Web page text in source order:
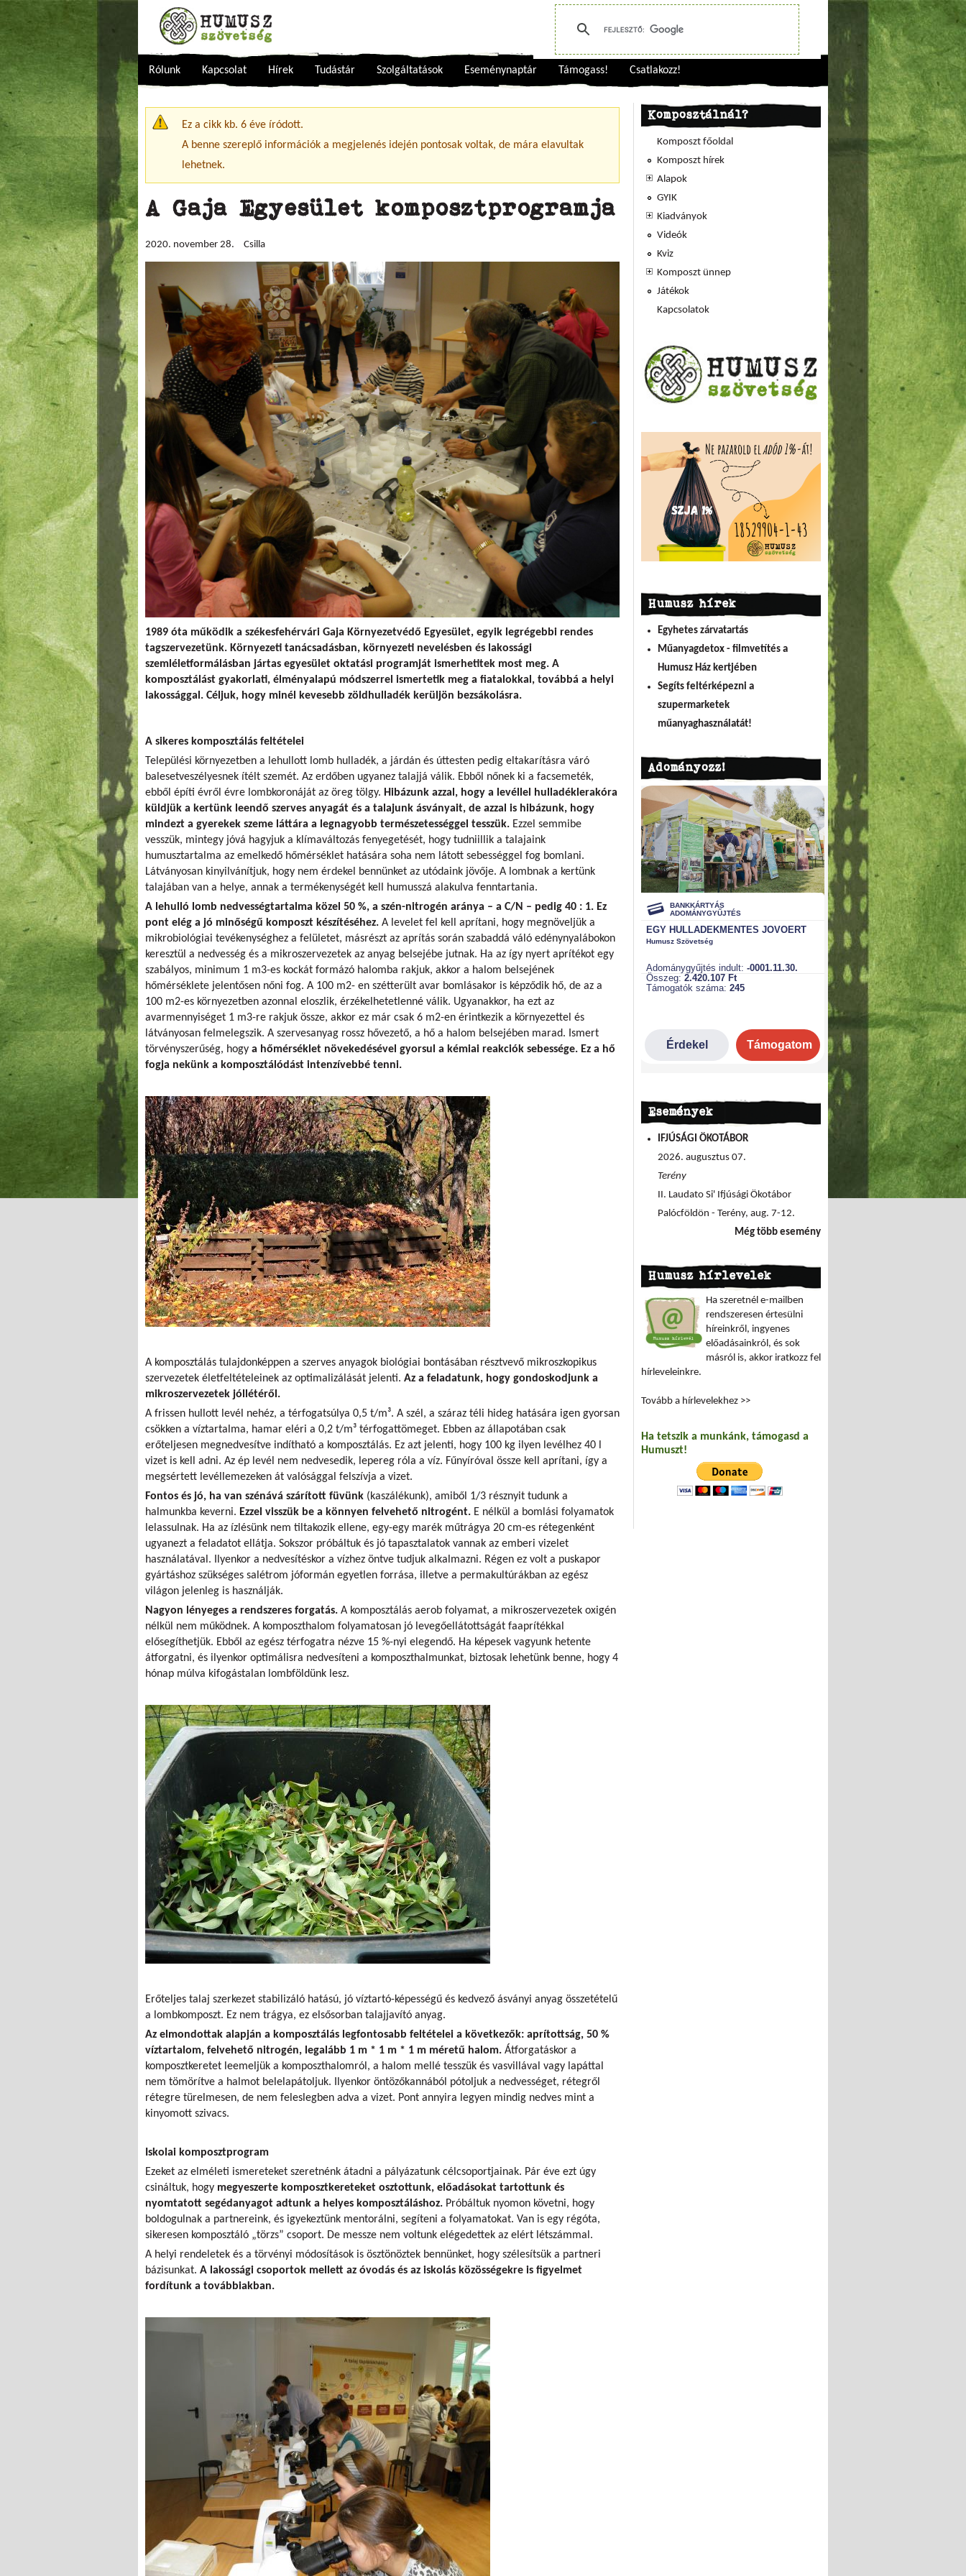
Rólunk Kapcsolat Hírek Tudástár Szolgáltatások Eseménynaptár Támogass! Csatlakozz!
Figyelmeztető üzenet
Ez a cikk kb. 6 éve íródott.
A benne szereplő információk a megjelenés idején pontosak voltak, de mára elavultak
lehetnek.
A Gaja Egyesület komposztprogramja
2020. november 28. Csilla
1989 óta működik a székesfehérvári Gaja Környezetvédő Egyesület, egyik legrégebbi rendes
tagszervezetünk. Környezeti tanácsadásban, környezeti nevelésben és lakossági
szemléletformálásban jártas egyesület oktatási programját ismerhetitek most meg. A
komposztálást gyakorlati, élményalapú módszerrel ismertetik meg a fiatalokkal, továbbá a helyi
lakossággal. Céljuk, hogy minél kevesebb zöldhulladék kerüljön bezsákolásra.
A sikeres komposztálás feltételei
Települési környezetben a lehullott lomb hulladék, a járdán és úttesten pedig eltakarításra váró
balesetveszélyesnek ítélt szemét. Az erdőben ugyanez talajjá válik. Ebből nőnek ki a facsemeték,
ebből építi évről évre lombkoronáját az öreg tölgy. Hibázunk azzal, hogy a levéllel hulladéklerakóra
küldjük a kertünk leendő szerves anyagát és a talajunk ásványait, de azzal is hibázunk, hogy
mindezt a gyerekek szeme láttára a legnagyobb természetességgel tesszük. Ezzel semmibe
vesszük, mintegy jóvá hagyjuk a klímaváltozás fenyegetését, hogy tudniillik a talajaink
humusztartalma az emelkedő hőmérséklet hatására soha nem látott sebességgel fog bomlani.
Látványosan kinyilvánítjuk, hogy nem érdekel bennünket az utódaink jövője. A lombnak a kertünk
talajában van a helye, annak a termékenységét kell humusszá alakulva fenntartania.
A lehulló lomb nedvességtartalma közel 50 %, a szén-nitrogén aránya – a C/N – pedig 40 : 1. Ez
pont elég a jó minőségű komposzt készítéséhez. A levelet fel kell aprítani, hogy megnöveljük a
mikrobiológiai tevékenységhez a felületet, másrészt az aprítás során szabaddá váló edénynyalábokon
keresztül a nedvesség és a mikroszervezetek az anyag belsejébe jutnak. Ha az így nyert aprítékot egy
szabályos, minimum 1 m3-es kockát formázó halomba rakjuk, akkor a halom belsejének
hőmérséklete jelentősen nőni fog. A 100 m2- en szétterült avar bomlásakor is képződik hő, de az a
100 m2-es környezetben azonnal eloszlik, érzékelhetetlenné válik. Ugyanakkor, ha ezt az
avarmennyiséget 1 m3-re rakjuk össze, akkor ez már csak 6 m2-en érintkezik a környezettel és
látványosan felmelegszik. A szervesanyag rossz hővezető, a hő a halom belsejében marad. Ismert
törvényszerűség, hogy a hőmérséklet növekedésével gyorsul a kémiai reakciók sebessége. Ez a hő
fogja nekünk a komposztálódást intenzívebbé tenni.
A komposztálás tulajdonképpen a szerves anyagok biológiai bontásában résztvevő mikroszkopikus
szervezetek életfeltételeinek az optimalizálását jelenti. Az a feladatunk, hogy gondoskodjunk a
mikroszervezetek jóllétéről.
A frissen hullott levél nehéz, a térfogatsúlya 0,5 t/m³. A szél, a száraz téli hideg hatására igen gyorsan
csökken a víztartalma, hamar eléri a 0,2 t/m³ térfogattömeget. Ebben az állapotában csak
erőteljesen megnedvesítve indítható a komposztálás. Ez azt jelenti, hogy 100 kg ilyen levélhez 40 l
vizet is kell adni. Az ép levél nem nedvesedik, lepereg róla a víz. Fűnyíróval össze kell aprítani, így a
megsértett levéllemezeken át valósággal felszívja a vizet.
Fontos és jó, ha van szénává szárított füvünk (kaszálékunk), amiből 1/3 résznyit tudunk a
halmunkba keverni. Ezzel visszük be a könnyen felvehető nitrogént. E nélkül a bomlási folyamatok
lelassulnak. Ha az ízlésünk nem tiltakozik ellene, egy-egy marék műtrágya 20 cm-es rétegenként
ugyanezt a feladatot ellátja. Sokszor próbáltuk és jó tapasztalatok vannak az emberi vizelet
használatával. Ilyenkor a nedvesítéskor a vízhez öntve tudjuk alkalmazni. Régen ez volt a puskapor
gyártáshoz szükséges salétrom jóformán egyetlen forrása, illetve a permakultúrákban az egész
világon jelenleg is használják.
Nagyon lényeges a rendszeres forgatás. A komposztálás aerob folyamat, a mikroszervezetek oxigén
nélkül nem működnek. A komposzthalom folyamatosan jó levegőellátottságát faaprítékkal
elősegíthetjük. Ebből az egész térfogatra nézve 15 %-nyi elegendő. Ha képesek vagyunk hetente
átforgatni, és ilyenkor optimálisra nedvesíteni a komposzthalmunkat, biztosak lehetünk benne, hogy 4
hónap múlva kifogástalan lombföldünk lesz.
Erőteljes talaj szerkezet stabilizáló hatású, jó víztartó-képességű és kedvező ásványi anyag összetételű
a lombkomposzt. Ez nem trágya, ez elsősorban talajjavító anyag.
Az elmondottak alapján a komposztálás legfontosabb feltételei a következők: aprítottság, 50 %
víztartalom, felvehető nitrogén, legalább 1 m * 1 m * 1 m méretű halom. Átforgatáskor a
komposztkeretet leemeljük a komposzthalomról, a halom mellé tesszük és vasvillával vagy lapáttal
nem tömörítve a halmot belelapátoljuk. Ilyenkor öntözőkannából pótoljuk a nedvességet, rétegről
rétegre türelmesen, de nem feleslegben adva a vizet. Pont annyira legyen mindig nedves mint a
kinyomott szivacs.
Iskolai komposztprogram
Ezeket az elméleti ismereteket szeretnénk átadni a pályázatunk célcsoportjainak. Pár éve ezt úgy
csináltuk, hogy megyeszerte komposztkereteket osztottunk, előadásokat tartottunk és
nyomtatott segédanyagot adtunk a helyes komposztáláshoz. Próbáltuk nyomon követni, hogy
boldogulnak a partnereink, és igyekeztünk mentorálni, segíteni a folyamatokat. Van is egy régóta,
sikeresen komposztáló „törzs” csoport. De messze nem voltunk elégedettek az elért létszámmal.
A helyi rendeletek és a törvényi módosítások is ösztönöztek bennünket, hogy szélesítsük a partneri
bázisunkat. A lakossági csoportok mellett az óvodás és az iskolás közösségekre is figyelmet
fordítunk a továbbiakban.
Komposztálnál?
Komposzt főoldal
Komposzt hírek
Alapok
GYIK
Kiadványok
Videók
Kviz
Komposzt ünnep
Játékok
Kapcsolatok
Humusz hírek
Egyhetes zárvatartás
Műanyagdetox - filmvetítés a
Humusz Ház kertjében
Segíts feltérképezni a
szupermarketek
műanyaghasználatát!
Adományozz!
Események
IFJÚSÁGI ÖKOTÁBOR
2026. augusztus 07.
Terény
II. Laudato Si' Ifjúsági Ökotábor
Palócföldön - Terény, aug. 7-12.
Még több esemény
Humusz hírlevelek
Ha szeretnél e-mailben
rendszeresen értesülni
híreinkről, ingyenes
előadásainkról, és sok
másról is, akkor iratkozz fel
hírleveleinkre.
Tovább a hírlevelekhez >>
Ha tetszik a munkánk, támogasd a
Humuszt!